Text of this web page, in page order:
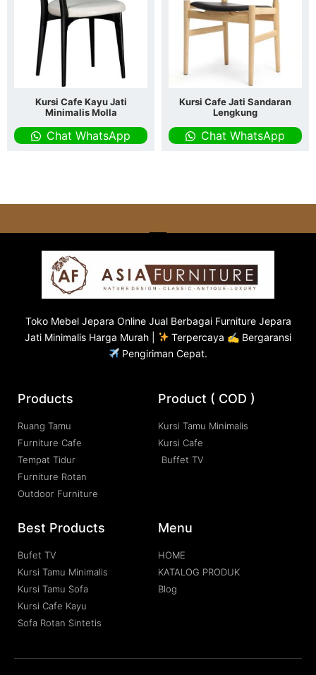
Kursi Cafe Kayu Jati
Minimalis Molla
Chat WhatsApp
Kursi Cafe Jati Sandaran
Lengkung
Chat WhatsApp
Toko Mebel Jepara Online Jual Berbagai Furniture Jepara
Jati Minimalis Harga Murah |
Terpercaya ✍ Bergaransi
Pengiriman Cepat.
Products
Ruang Tamu
Furniture Cafe
Tempat Tidur
Furniture Rotan
Outdoor Furniture
Product ( COD )
Kursi Tamu Minimalis
Kursi Cafe
Buffet TV
Best Products
Bufet TV
Kursi Tamu Minimalis
Kursi Tamu Sofa
Kursi Cafe Kayu
Sofa Rotan Sintetis
Menu
HOME
KATALOG PRODUK
Blog